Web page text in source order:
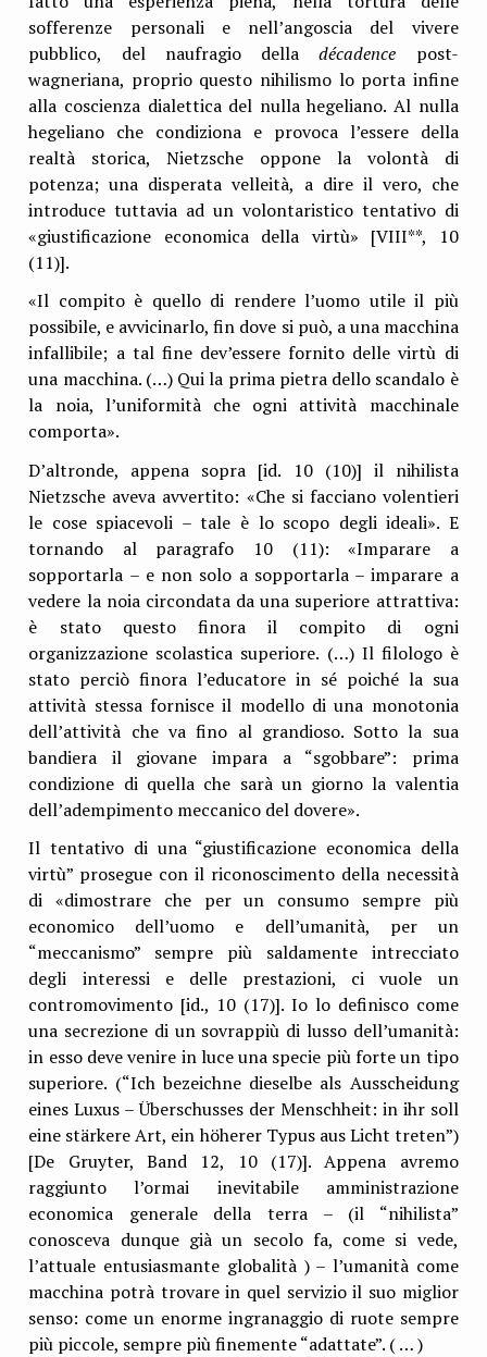
sofferenze personali e nell’angoscia del vivere
pubblico, del naufragio delladécadence post-
wagneriana, proprio questo nihilismo lo porta infine
alla coscienza dialettica del nulla hegeliano. Al nulla
hegeliano che condiziona e provoca l’essere della
realtà storica, Nietzsche oppone la volontà di
potenza; una disperata velleità, a dire il vero, che
introduce tuttavia ad un volontaristico tentativo di
«giustificazione economica della virtù» [VIII**, 10
(11)].
«Il compito è quello di rendere l’uomo utile il più
possibile, e avvicinarlo, fin dove si può, a una macchina
infallibile; a tal fine dev’essere fornito delle virtù di
una macchina. (…) Qui la prima pietra dello scandalo è
la noia, l’uniformità che ogni attività macchinale
comporta».
D’altronde, appena sopra [id. 10 (10)] il nihilista
Nietzsche aveva avvertito: «Che si facciano volentieri
le cose spiacevoli – tale è lo scopo degli ideali». E
tornando al paragrafo 10 (11): «Imparare a
sopportarla – e non solo a sopportarla – imparare a
vedere la noia circondata da una superiore attrattiva:
è stato questo finora il compito di ogni
organizzazione scolastica superiore. (…) Il filologo è
stato perciò finora l’educatore in sé poiché la sua
attività stessa fornisce il modello di una monotonia
dell’attività che va fino al grandioso. Sotto la sua
bandiera il giovane impara a “sgobbare”: prima
condizione di quella che sarà un giorno la valentia
dell’adempimento meccanico del dovere».
Il tentativo di una “giustificazione economica della
virtù” prosegue con il riconoscimento della necessità
di «dimostrare che per un consumo sempre più
economico dell’uomo e dell’umanità, per un
“meccanismo” sempre più saldamente intrecciato
degli interessi e delle prestazioni, ci vuole un
contromovimento [id., 10 (17)]. Io lo definisco come
una secrezione di un sovrappiù di lusso dell’umanità:
in esso deve venire in luce una specie più forte un tipo
superiore. (“Ich bezeichne dieselbe als Ausscheidung
eines Luxus – Überschusses der Menschheit: in ihr soll
eine stärkere Art, ein höherer Typus aus Licht treten”)
[De Gruyter, Band 12, 10 (17)]. Appena avremo
raggiunto l’ormai inevitabile amministrazione
economica generale della terra – (il “nihilista”
conosceva dunque già un secolo fa, come si vede,
l’attuale entusiasmante globalità ) – l’umanità come
macchina potrà trovare in quel servizio il suo miglior
senso: come un enorme ingranaggio di ruote sempre
più piccole, sempre più finemente “adattate”. ( … )